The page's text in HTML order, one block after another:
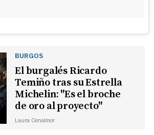
BURGOS
El burgalés Ricardo
Temiño tras su Estrella
Michelin: "Es el broche
de oro al proyecto"
Laura Cenalmor